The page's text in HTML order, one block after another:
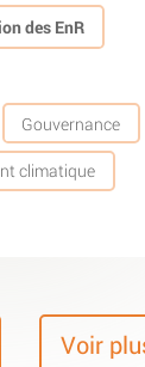
des EnR
Gouvernance
climatique
Voir